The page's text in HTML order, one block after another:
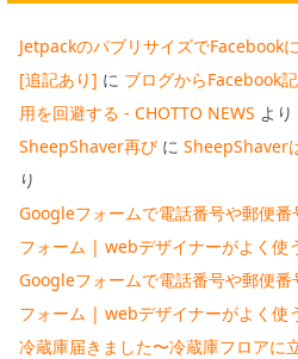
JetpackのパブリサイズでFacebook
[追記あり] に ブログからFacebook
用を回避する - CHOTTO NEWS より
SheepShaver再び に SheepShaver
り
Googleフォームで電話番号や郵便番
フォーム | webデザイナーがよく使
Googleフォームで電話番号や郵便番
フォーム | webデザイナーがよく使
冷蔵庫届きました〜冷蔵庫フロアに